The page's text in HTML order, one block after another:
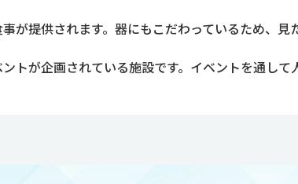
が提供されます。器にもこだわっているため、見
トが企画されている施設です。イベントを通して